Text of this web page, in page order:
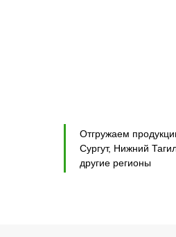
Отгружаем
Сургут, Нижний
другие регионы